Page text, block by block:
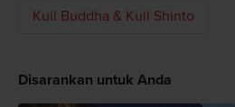
Kuil Buddha & Kuil Shinto
Disarankan untuk Anda